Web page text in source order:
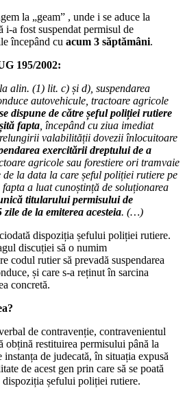
la „geam” , unde i se aduce la
i-a fost suspendat permisul de
începând cu acum 3 săptămâni.
195/2002:
alin. (1) lit. c) și d) , suspendarea
autovehicule, tractoare agricole
se dispune de către șeful poliției rutiere
fapta , începând cu ziua imediat
valabilității dovezii înlocuitoare
exercitării dreptului de a
agricole sau forestiere ori tramvaie
de la data la care șeful poliției rutiere pe
a luat cunoștință de soluționarea
titularului permisului de
de la emiterea acesteia. (…)
dispoziția șefului poliției rutiere.
discuției să o numim
codul rutier să prevadă suspendarea
și care s-a reținut în sarcina
concretă.
de contravenție, contravenientul
obțină restituirea permisului până la
de judecată, în situația expusă
de acest gen prin care să se poată
dispoziția șefului poliției rutiere.